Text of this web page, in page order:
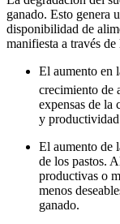
ganado. Esto genera
disponibilidad de
manifiesta a través
El aumento en
crecimiento de
expensas de la
y
El aumento de
de los pastos.
productivas o
menos
ganado.